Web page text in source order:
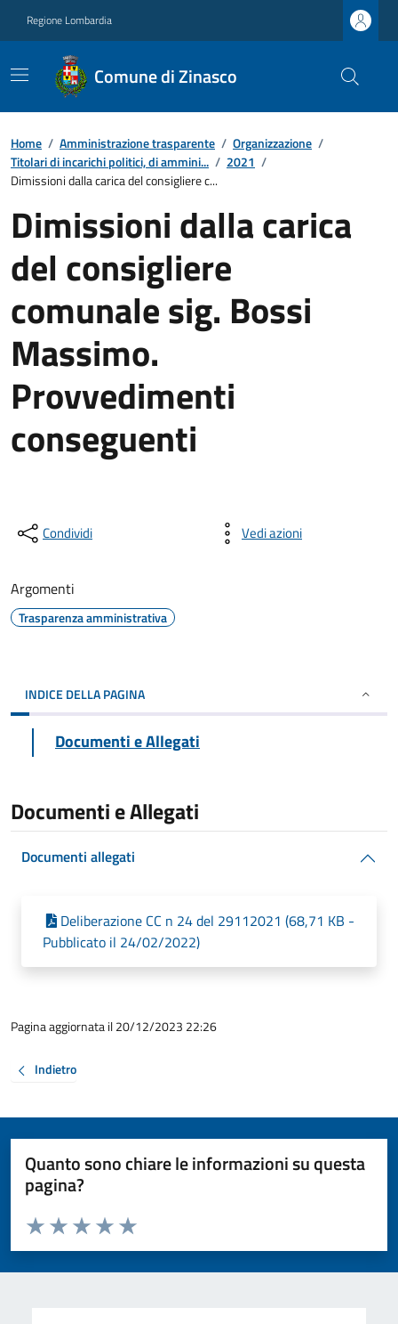
Regione Lombardia
Comune di Zinasco
Home / Amministrazione trasparente / Organizzazione /
Titolari di incarichi politici, di ammini... / 2021 /
Dimissioni dalla carica del consigliere c...
Dimissioni dalla carica
del consigliere
comunale sig. Bossi
Massimo.
Provvedimenti
conseguenti
Condividi Vedi azioni
Argomenti
Trasparenza amministrativa
INDICE DELLA PAGINA
Documenti e Allegati
Documenti e Allegati
Documenti allegati
Deliberazione CC n 24 del 29112021 (68,71 KB -
Pubblicato il 24/02/2022)
Pagina aggiornata il 20/12/2023 22:26
Indietro
Quanto sono chiare le informazioni su questa
pagina?
Valuta da 1 a 5 stelle la pagina
Valuta 5 stelle su 5
Valuta 4 stelle su 5
Valuta 3 stelle su 5
Valuta 2 stelle su 5
Valuta 1 stelle su 5